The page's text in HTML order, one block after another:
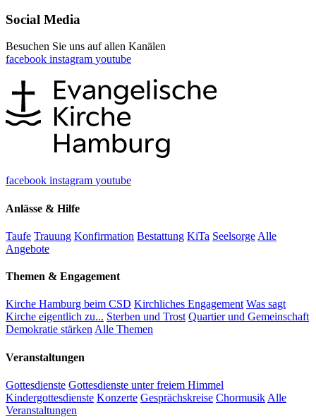
Social Media
Besuchen Sie uns auf allen Kanälen
facebook instagram youtube
facebook instagram youtube
Anlässe & Hilfe
Taufe Trauung Konfirmation Bestattung KiTa Seelsorge Alle
Angebote
Themen & Engagement
Kirche Hamburg beim CSD Kirchliches Engagement Was sagt
Kirche eigentlich zu... Sterben und Trost Quartier und Gemeinschaft
Demokratie stärken Alle Themen
Veranstaltungen
Gottesdienste Gottesdienste unter freiem Himmel
Kindergottesdienste Konzerte Gesprächskreise Chormusik Alle
Veranstaltungen